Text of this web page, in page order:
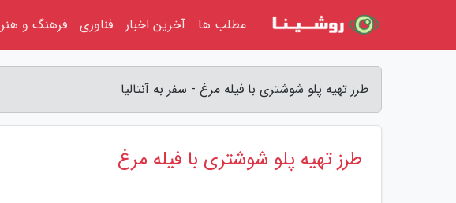
طرز تهیه پلو شوشتری با فیله مرغ - سفر به آنتالیا
طرز تهیه پلو شوشتری با فیله مرغ
مطلب ها آخرین اخبار فناوری فرهنگ و هنر